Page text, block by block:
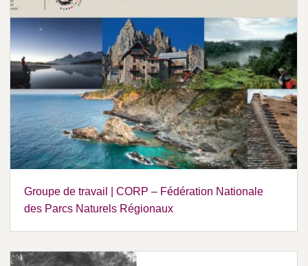
Groupe de travail | CORP – Fédération Nationale
des Parcs Naturels Régionaux